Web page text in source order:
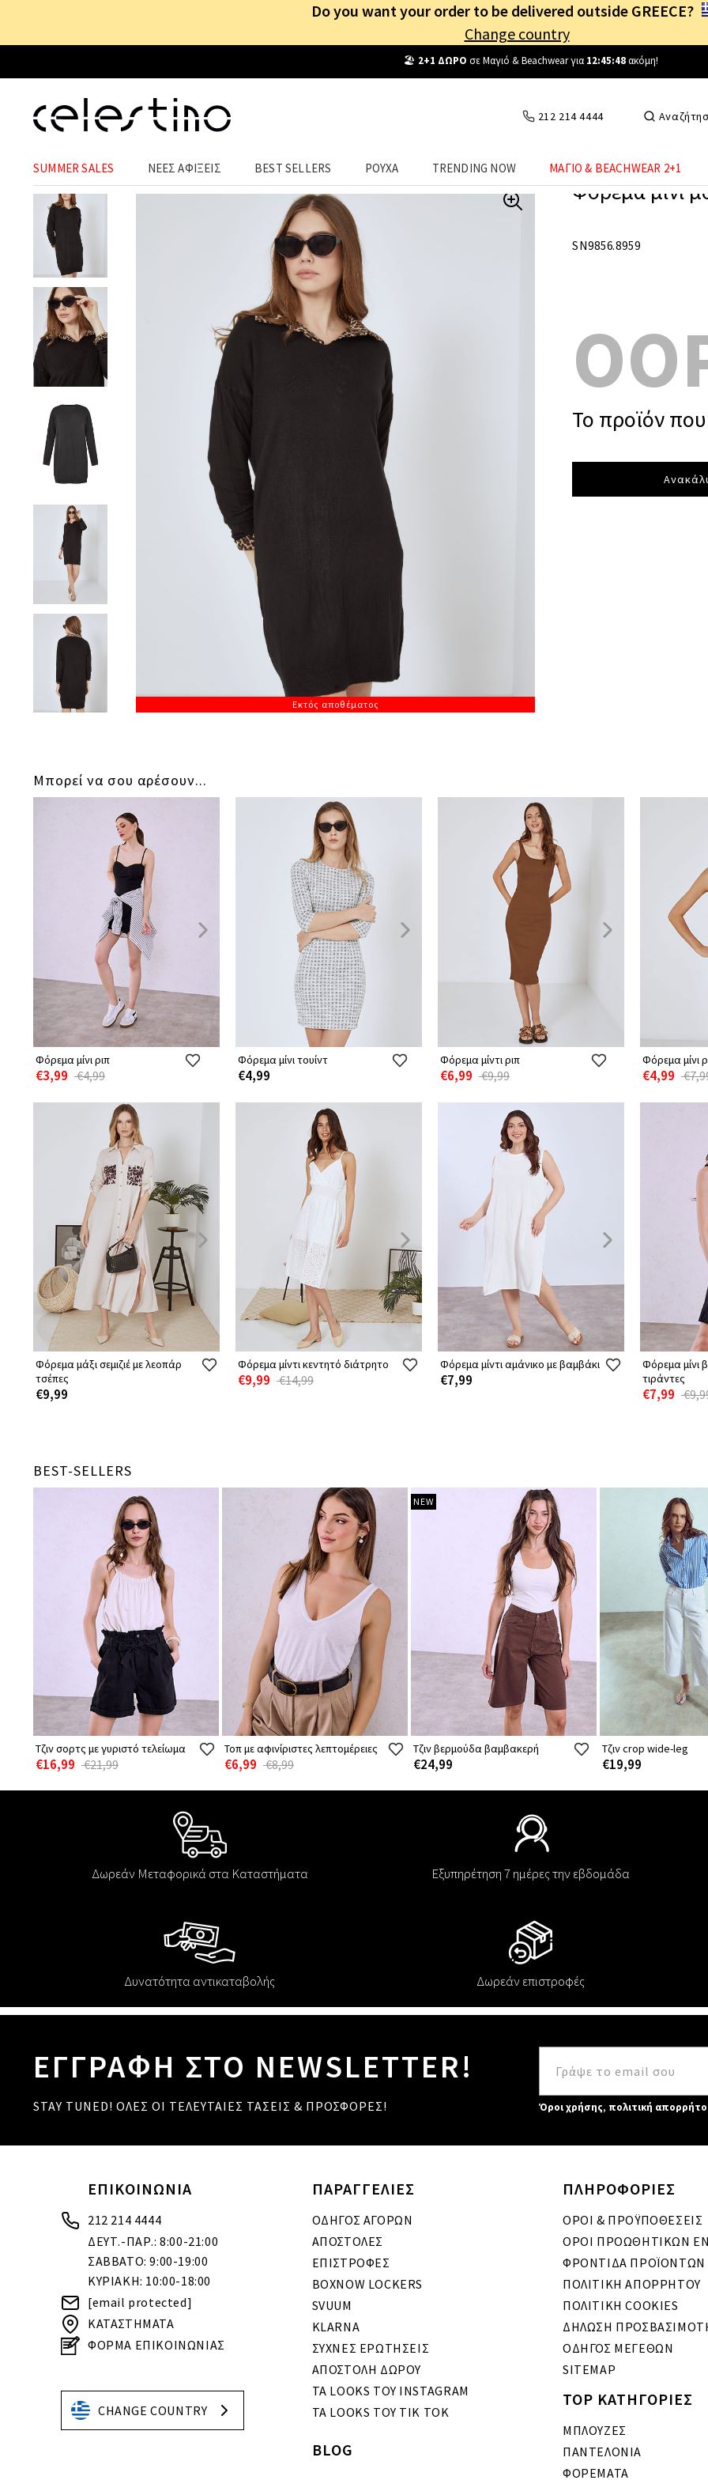
Do you want your order to be delivered outside GREECE?
Change country
Δωρεάν Μεταφορικά από25€! Συνδέσου κι επωφελήσουκαθημερινά
212 214 4444
SUMMER SALES ΝΕΕΣ ΑΦΙΞΕΙΣ BEST SELLERS ΡΟΥΧΑ TRENDING NOW ΜΑΓΙΟ & BEACHWEAR 2+1
Εκτός αποθέματος
Φόρεμα μίνι
SN9856.8959
Το προϊόν που
Μπορεί να σου αρέσουν...
Φόρεμα μίνι ριπ
€3,99 €4,99
Φόρεμα μίνι τουίντ
€4,99
Φόρεμα μίντι ριπ
€6,99 €9,99
Φόρεμα μίνι
€4,99
Φόρεμα μάξι σεμιζιέ με λεοπάρ
τσέπες
€9,99
Φόρεμα μίντι κεντητό διάτρητο
€9,99 €14,99
Φόρεμα μίντι αμάνικο με βαμβάκι
€7,99
Φόρεμα μίνι
τιράντες
€7,99
BEST-SELLERS
Τζιν σορτς με γυριστό τελείωμα
€16,99 €21,99
Τοπ με αφινίριστες λεπτομέρειες
€6,99 €8,99
NEW
Τζιν βερμούδα βαμβακερή
€24,99
Τζιν crop wide-leg
€19,99
Δωρεάν Μεταφορικά στα Καταστήματα Εξυπηρέτηση 7 ημέρες την εβδομάδα
Δυνατότητα αντικαταβολής Δωρεάν επιστροφές
ΕΓΓΡΑΦΗ ΣΤΟ NEWSLETTER!
STAY TUNED! ΟΛΕΣ ΟΙ ΤΕΛΕΥΤΑΙΕΣ ΤΑΣΕΙΣ & ΠΡΟΣΦΟΡΕΣ! Όροι χρήσης, πολιτική
ΕΠΙΚΟΙΝΩΝΙΑ
212 214 4444
ΔΕΥΤ.-ΠΑΡ.: 8:00-21:00
ΣΑΒΒΑΤΟ: 9:00-19:00
ΚΥΡΙΑΚΗ: 10:00-18:00
[email protected]
ΚΑΤΑΣΤΗΜΑΤΑ
ΦΟΡΜΑ ΕΠΙΚΟΙΝΩΝΙΑΣ
ΠΑΡΑΓΓΕΛΙΕΣ
ΟΔΗΓΟΣ ΑΓΟΡΩΝ
ΑΠΟΣΤΟΛΕΣ
ΕΠΙΣΤΡΟΦΕΣ
BOXNOW LOCKERS
SVUUM
KLARNA
ΣΥΧΝΕΣ ΕΡΩΤΗΣΕΙΣ
ΑΠΟΣΤΟΛΗ ΔΩΡΟΥ
ΤΑ LOOKS ΤΟΥ INSTAGRAM
ΤΑ LOOKS ΤΟΥ TIK TOK
ΠΛΗΡΟΦΟΡΙΕΣ
ΟΡΟΙ & ΠΡΟΫΠΟΘΕΣΕΙΣ
ΟΡΟΙ ΠΡΟΩΘΗΤΙΚΩΝ
ΦΡΟΝΤΙΔΑ ΠΡΟΪΟΝΤΩΝ
ΠΟΛΙΤΙΚΗ ΑΠΟΡΡΗΤΟΥ
ΠΟΛΙΤΙΚΗ COOKIES
ΔΗΛΩΣΗ
ΟΔΗΓΟΣ ΜΕΓΕΘΩΝ
SITEMAP
CHANGE COUNTRY
TOP ΚΑΤΗΓΟΡΙΕΣ
ΜΠΛΟΥΖΕΣ
ΠΑΝΤΕΛΟΝΙΑ
ΦΟΡΕΜΑΤΑ
BLOG